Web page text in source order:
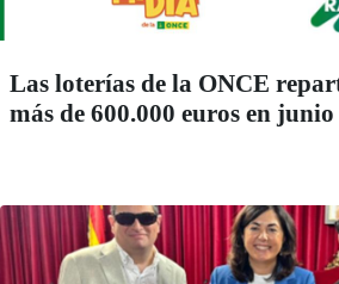
Las loterías de la ONCE
más de 600.000 euros en junio